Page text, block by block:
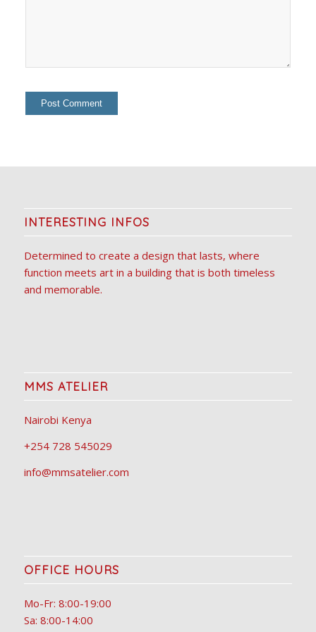
INTERESTING INFOS
Determined to create a design that lasts, where
function meets art in a building that is both timeless
and memorable.
MMS ATELIER
Nairobi Kenya
+254 728 545029
info@mmsatelier.com
OFFICE HOURS
Mo-Fr: 8:00-19:00
Sa: 8:00-14:00